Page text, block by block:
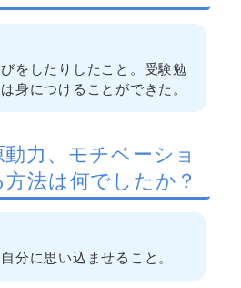
をしたりしたこと。受験勉
身につけることができた。
力、モチベーショ
法は何でしたか？
分に思い込ませること。